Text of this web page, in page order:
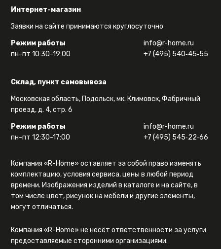
Интернет-магазин
Заявки на сайте принимаются круглосуточно
Режим работы
пн-пт 10:30-19:00
info@r-home.ru
+7 (495) 540‑45‑55
Склад, пункт самовывоза
Московская область, Подольск, мк. Климовск, Фабричный
проезд, д. 4, стр. 6
Режим работы
пн-пт 12:30-17:00
info@r-home.ru
+7 (495) 545‑22‑66
Компания «R-Home» оставляет за собой право изменять
комплектацию, условия сервиса, цены в любой период
времени. Изображения изделий в каталоге и на сайте, в
том числе цвет, рисунок на мебели и другие элементы,
могут отличаться.
Компания «R-Home» не несёт ответственности за услуги
предоставляемые сторонними организациями.